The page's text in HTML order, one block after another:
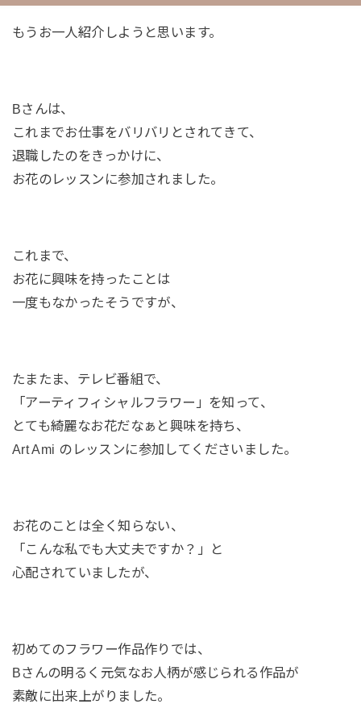
もうお一人紹介しようと思います。
Bさんは、
これまでお仕事をバリバリとされてきて、
退職したのをきっかけに、
お花のレッスンに参加されました。
これまで、
お花に興味を持ったことは
一度もなかったそうですが、
たまたま、テレビ番組で、
「アーティフィシャルフラワー」を知って、
とても綺麗なお花だなぁと興味を持ち、
Art Ami のレッスンに参加してくださいました。
お花のことは全く知らない、
「こんな私でも大丈夫ですか？」と
心配されていましたが、
初めてのフラワー作品作りでは、
Bさんの明るく元気なお人柄が感じられる作品が
素敵に出来上がりました。